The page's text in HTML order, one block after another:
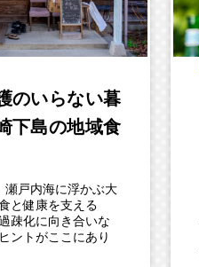
のいらない暮
下島の地域食
瀬戸内海に浮かぶ大
と健康を支える
疎化に向き合いな
ントがここにあり